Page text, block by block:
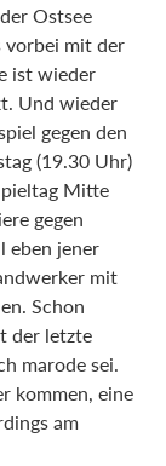
Ostsee
vorbei mit der
ist wieder
Und wieder
gegen den
(19.30 Uhr)
Mitte
gegen
eben jener
mit
Schon
der letzte
marode sei.
kommen, eine
am